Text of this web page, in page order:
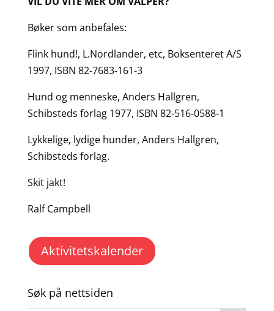
Bøker som anbefales:
Flink hund!, L.Nordlander, etc, Boksenteret A/S
1997, ISBN 82-7683-161-3
Hund og menneske, Anders Hallgren,
Schibsteds forlag 1977, ISBN 82-516-0588-1
Lykkelige, lydige hunder, Anders Hallgren,
Schibsteds forlag.
Skit jakt!
Ralf Campbell
Aktivitetskalender
Søk på nettsiden